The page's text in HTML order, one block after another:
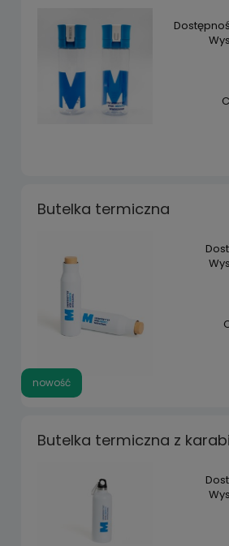
Butelka termiczna
nowość
Butelka termiczna z